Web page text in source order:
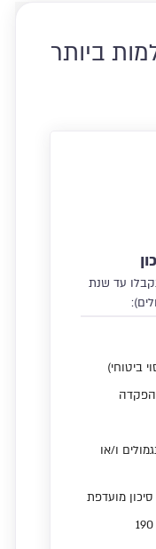
ביותר
עד שנת
ביטוחי)
ו/או
מועדפת